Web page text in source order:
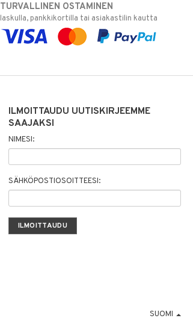
TURVALLINEN OSTAMINEN
laskulla, pankkikortilla tai asiakastilin kautta
ILMOITTAUDU UUTISKIRJEEMME
SAAJAKSI
NIMESI:
SÄHKÖPOSTIOSOITTEESI:
SUOMI